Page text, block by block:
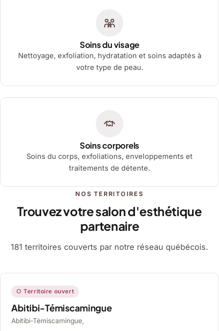
Soins du visage
Nettoyage, exfoliation, hydratation et soins adaptés à
votre type de peau.
Soins corporels
Soins du corps, exfoliations, enveloppements et
traitements de détente.
NOS TERRITOIRES
Trouvez votre salon d'esthétique
partenaire
181 territoires couverts par notre réseau québécois.
○ Territoire ouvert
Abitibi-Témiscamingue
Abitibi-Témiscamingue,